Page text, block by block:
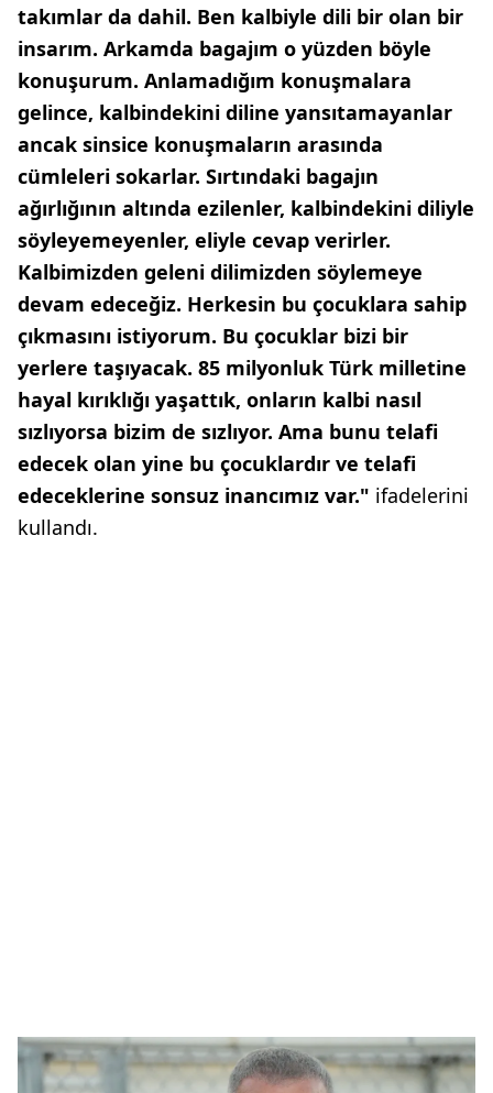
takımlar da dahil. Ben kalbiyle dili bir olan bir
insarım. Arkamda bagajım o yüzden böyle
konuşurum. Anlamadığım konuşmalara
gelince, kalbindekini diline yansıtamayanlar
ancak sinsice konuşmaların arasında
cümleleri sokarlar. Sırtındaki bagajın
ağırlığının altında ezilenler, kalbindekini diliyle
söyleyemeyenler, eliyle cevap verirler.
Kalbimizden geleni dilimizden söylemeye
devam edeceğiz. Herkesin bu çocuklara sahip
çıkmasını istiyorum. Bu çocuklar bizi bir
yerlere taşıyacak. 85 milyonluk Türk milletine
hayal kırıklığı yaşattık, onların kalbi nasıl
sızlıyorsa bizim de sızlıyor. Ama bunu telafi
edecek olan yine bu çocuklardır ve telafi
edeceklerine sonsuz inancımız var." ifadelerini
kullandı.